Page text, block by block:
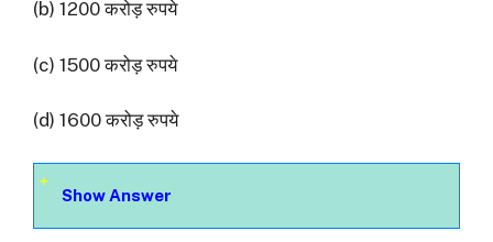
(b) 1200 करोड़ रुपये
(c) 1500 करोड़ रुपये
(d) 1600 करोड़ रुपये
Show Answer